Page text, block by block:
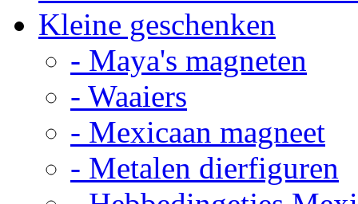
Kleine geschenken
- Maya's magneten
- Waaiers
- Mexicaan magneet
- Metalen dierfiguren